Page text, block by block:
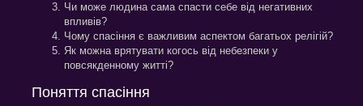
Чи може людина сама спасти себе від негативних
впливів?
Чому спасіння є важливим аспектом багатьох релігій?
Як можна врятувати когось від небезпеки у
повсякденному житті?
Поняття спасіння